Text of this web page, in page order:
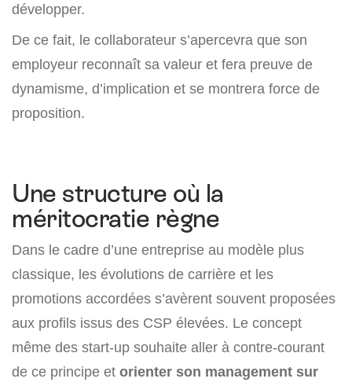
développer.
De ce fait, le collaborateur s’apercevra que son
employeur reconnaît sa valeur et fera preuve de
dynamisme, d’implication et se montrera force de
proposition.
Une structure où la
méritocratie règne
Dans le cadre d’une entreprise au modèle plus
classique, les évolutions de carrière et les
promotions accordées s’avèrent souvent proposées
aux profils issus des CSP élevées. Le concept
même des start-up souhaite aller à contre-courant
de ce principe et orienter son management sur